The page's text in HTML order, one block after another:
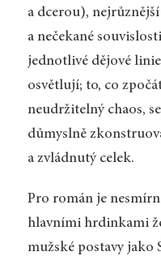
a dcerou),
a nečekané
jednotlivé dějové
osvětlují; to, co
neudržitelný chaos,
důmyslně
a zvládnutý celek.
Pro román je
hlavními hrdinkami
mužské postavy jako